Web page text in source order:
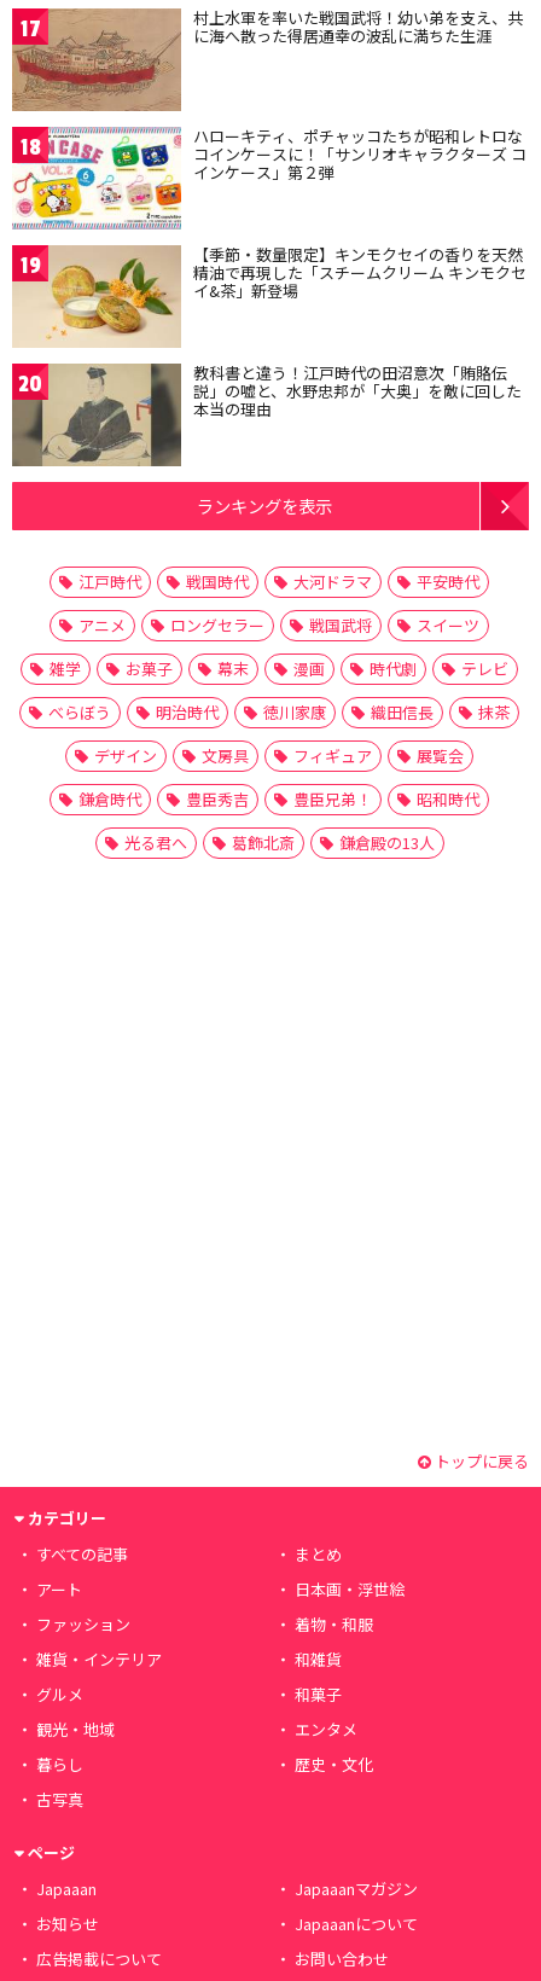
17 村上水軍を率いた戦国武将！幼い弟を支え、共
に海へ散った得居通幸の波乱に満ちた生涯
18 ハローキティ、ポチャッコたちが昭和レトロな
コインケースに！「サンリオキャラクターズ コ
インケース」第２弾
19 【季節・数量限定】キンモクセイの香りを天然
精油で再現した「スチームクリーム キンモクセ
イ&茶」新登場
20 教科書と違う！江戸時代の田沼意次「賄賂伝
説」の嘘と、水野忠邦が「大奥」を敵に回した
本当の理由
ランキングを表示
江戸時代 戦国時代 大河ドラマ
平安時代
アニメ
ロングセラー 戦国武将
スイーツ
雑学
お菓子 幕末 漫画 時代劇
テレビ
べらぼう
明治時代 徳川家康 織田信長
抹茶
デザイン
文房具 フィギュア
展覧会
鎌倉時代
豊臣秀吉 豊臣兄弟！
昭和時代
光る君へ
葛飾北斎 鎌倉殿の13人
トップに戻る
カテゴリー
すべての記事
まとめ
アート
日本画・浮世絵
ファッション
着物・和服
雑貨・インテリア
和雑貨
グルメ
和菓子
観光・地域
エンタメ
暮らし
歴史・文化
古写真
ページ
Japaaan
Japaaanマガジン
お知らせ
Japaaanについて
広告掲載について
お問い合わせ